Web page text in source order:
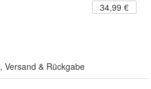
34,99 €
Versand & Rückgabe